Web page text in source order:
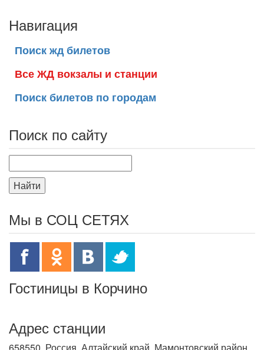
Навигация
Поиск жд билетов
Все ЖД вокзалы и станции
Поиск билетов по городам
Поиск по сайту
Найти
Мы в СОЦ СЕТЯХ
Гостиницы в Корчино
Адрес станции